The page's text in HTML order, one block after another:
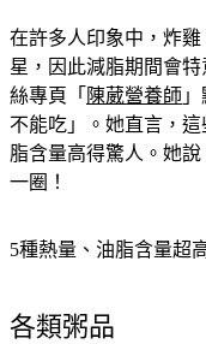
在許多人印象中，炸
星，因此減脂期間會
絲專頁「 陳葳營養師
不能吃」。她直言，
脂含量高得驚人。她
一圈！
5種熱量、油脂含量超
各類粥品